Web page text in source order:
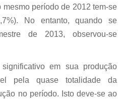
período de 2012 tem-se
No entanto, quando se
de 2013, observou-se
em sua produção
pela quase totalidade da
no período. Isto deve-se ao